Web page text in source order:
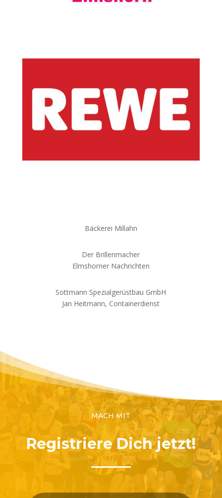
Bäckerei Millahn
Der Brillenmacher
Elmshorner Nachrichten
Sottmann Spezialgerüstbau GmbH
Jan Heitmann, Containerdienst
MACH MIT
Registriere Dich jetzt!